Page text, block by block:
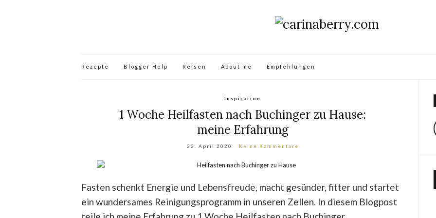
Rezepte Blogger Help Reisen About me Empfehlungen
Inspiration
1 Woche Heilfasten nach Buchinger zu Hause:
meine Erfahrung
22. April 2020 Keine Kommentare
Fasten schenkt Energie und Lebensfreude, macht gesünder, fitter und startet
ein wundersames Reinigungsprogramm in unseren Zellen. In diesem Blogpost